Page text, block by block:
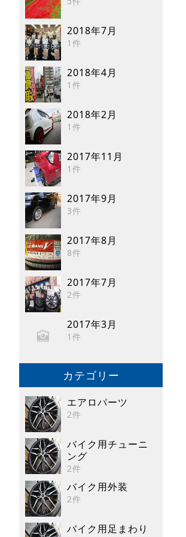
2018年7月
1件
2018年4月
1件
2018年2月
1件
2017年11月
1件
2017年9月
3件
2017年8月
8件
2017年7月
2件
2017年3月
1件
カテゴリー
エアロパーツ
2件
バイク用チューニ
ング
2件
バイク用外装
2件
バイク用足まわり